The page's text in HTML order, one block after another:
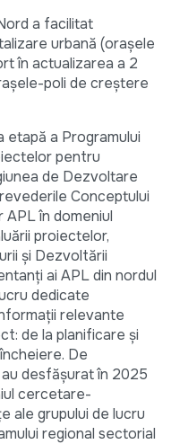
a facilitat
urbană (orașele
în actualizarea a 2
poli de creștere
etapă a Programului
pentru
de Dezvoltare
Conceptului
în domeniul
proiectelor,
și Dezvoltării
ai APL din nordul
dedicate
relevante
de la planificare și
De
desfășurat în 2025
cercetare-
ale grupului de lucru
regional sectorial